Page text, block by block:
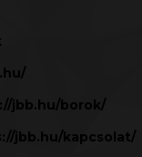
jbb.hu/borok/
jbb.hu/kapcsolat/